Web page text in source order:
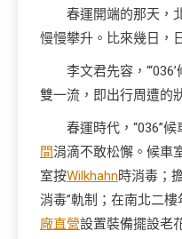
春運開端的那天，
慢慢攀升。比來幾日，
李文君先容，
雙一流，即出行周遭的
春運時代，“036”
間涓滴不敢松懈。候車
室按Wilkhahn時消毒；
消毒”軌制；在南北二
廠直營設置裝備擺設老